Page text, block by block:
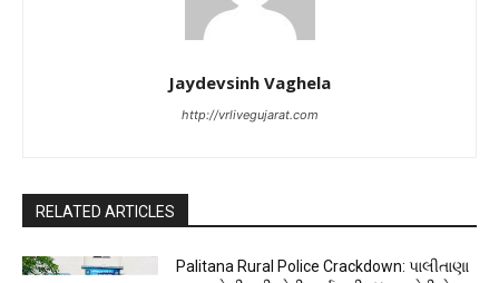
Jaydevsinh Vaghela
http://vrlivegujarat.com
RELATED ARTICLES
Palitana Rural Police Crackdown: પાલીતાણા